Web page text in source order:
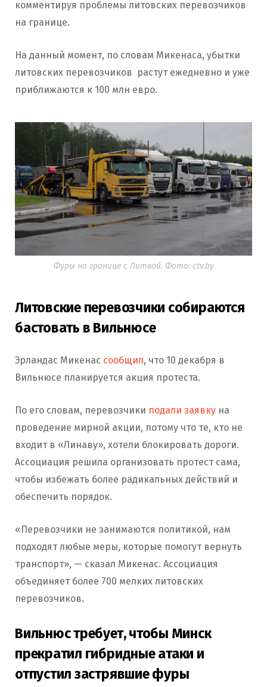
комментируя проблемы литовских перевозчиков
на границе.
На данный момент, по словам Микенаса, убытки
литовских перевозчиков растут ежедневно и уже
приближаются к 100 млн евро.
Фуры на границе с Литвой. Фото: ctv.by
Литовские перевозчики собираются
бастовать в Вильнюсе
Эрландас Микенас сообщил, что 10 декабря в
Вильнюсе планируется акция протеста.
По его словам, перевозчики подали заявку на
проведение мирной акции, потому что те, кто не
входит в «Линаву», хотели блокировать дороги.
Ассоциация решила организовать протест сама,
чтобы избежать более радикальных действий и
обеспечить порядок.
«Перевозчики не занимаются политикой, нам
подходят любые меры, которые помогут вернуть
транспорт», — сказал Микенас. Ассоциация
объединяет более 700 мелких литовских
перевозчиков.
Вильнюс требует, чтобы Минск
прекратил гибридные атаки и
отпустил застрявшие фуры